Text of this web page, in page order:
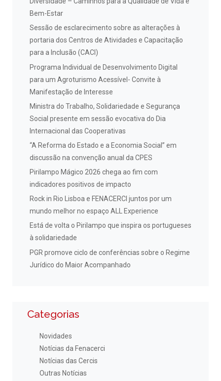
Bem-Estar
Sessão de esclarecimento sobre as alterações à
portaria dos Centros de Atividades e Capacitação
para a Inclusão (CACI)
Programa Individual de Desenvolvimento Digital
para um Agroturismo Acessível- Convite à
Manifestação de Interesse
Ministra do Trabalho, Solidariedade e Segurança
Social presente em sessão evocativa do Dia
Internacional das Cooperativas
“A Reforma do Estado e a Economia Social” em
discussão na convenção anual da CPES
Pirilampo Mágico 2026 chega ao fim com
indicadores positivos de impacto
Rock in Rio Lisboa e FENACERCI juntos por um
mundo melhor no espaço ALL Experience
Está de volta o Pirilampo que inspira os portugueses
à solidariedade
PGR promove ciclo de conferências sobre o Regime
Jurídico do Maior Acompanhado
Categorias
Novidades
Notícias da Fenacerci
Notícias das Cercis
Outras Notícias